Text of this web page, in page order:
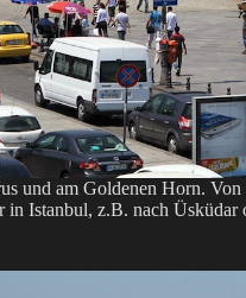
und am Goldenen Horn.
in Istanbul, z.B. nach